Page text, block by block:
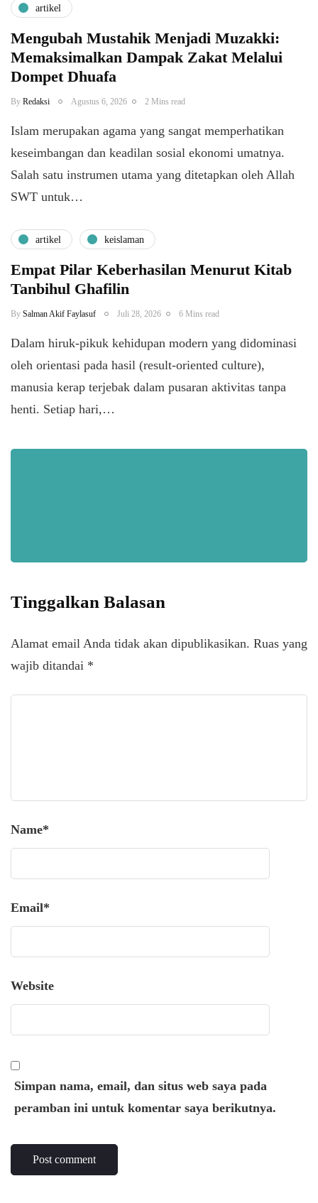
artikel
Mengubah Mustahik Menjadi Muzakki:
Memaksimalkan Dampak Zakat Melalui
Dompet Dhuafa
By Redaksi Agustus 6, 2026 2 Mins read
Islam merupakan agama yang sangat memperhatikan
keseimbangan dan keadilan sosial ekonomi umatnya.
Salah satu instrumen utama yang ditetapkan oleh Allah
SWT untuk…
artikel keislaman
Empat Pilar Keberhasilan Menurut Kitab
Tanbihul Ghafilin
By Salman Akif Faylasuf Juli 28, 2026 6 Mins read
Dalam hiruk-pikuk kehidupan modern yang didominasi
oleh orientasi pada hasil (result-oriented culture),
manusia kerap terjebak dalam pusaran aktivitas tanpa
henti. Setiap hari,…
Tinggalkan Balasan
Alamat email Anda tidak akan dipublikasikan. Ruas yang
wajib ditandai *
Name*
Email*
Website
Simpan nama, email, dan situs web saya pada
peramban ini untuk komentar saya berikutnya.